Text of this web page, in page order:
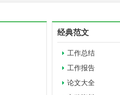
经典范文
工作总结
工作报告
论文大全